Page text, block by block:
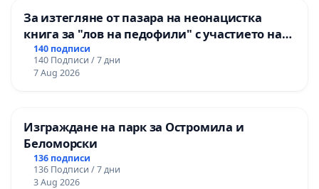
За изтегляне от пазара на неонацистка
книга за "лов на педофили" с участието на
деца
140 подписи
140 Подписи / 7 дни
7 Aug 2026
Изграждане на парк за Остромила и
Беломорски
136 подписи
136 Подписи / 7 дни
3 Aug 2026